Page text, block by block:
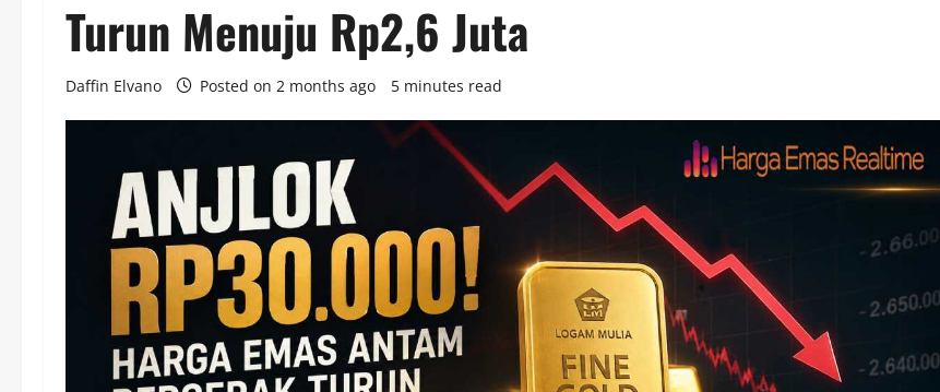
Turun Menuju Rp2,6 Juta
Daffin Elvano Posted on 2 months ago 5 minutes read